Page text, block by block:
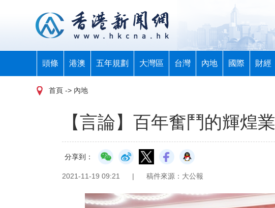
頭條 港澳 五年規劃 大灣區 台灣 內地 國際 財經
首頁 -> 內地
【言論】百年奮鬥的輝煌
分享到：
2021-11-19 09:21 | 稿件來源：大公報